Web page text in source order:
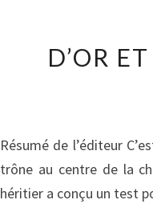
D’OR
Résumé de l’éditeur
trône au centre de la
héritier a conçu un test